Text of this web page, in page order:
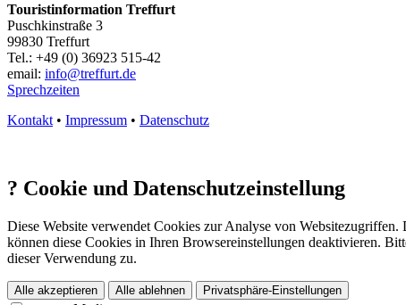
Touristinformation Treffurt
Puschkinstraße 3
99830 Treffurt
Tel.: +49 (0) 36923 515-42
email: info@treffurt.de
Sprechzeiten
Kontakt • Impressum • Datenschutz
? Cookie und Datenschutzeinstellung
Diese Website verwendet Cookies zur Analyse von
können diese Cookies in Ihren Browsereinstellungen deaktivieren.
dieser Verwendung zu.
Alle akzeptieren Alle ablehnen Privatsphäre-Einstellungen